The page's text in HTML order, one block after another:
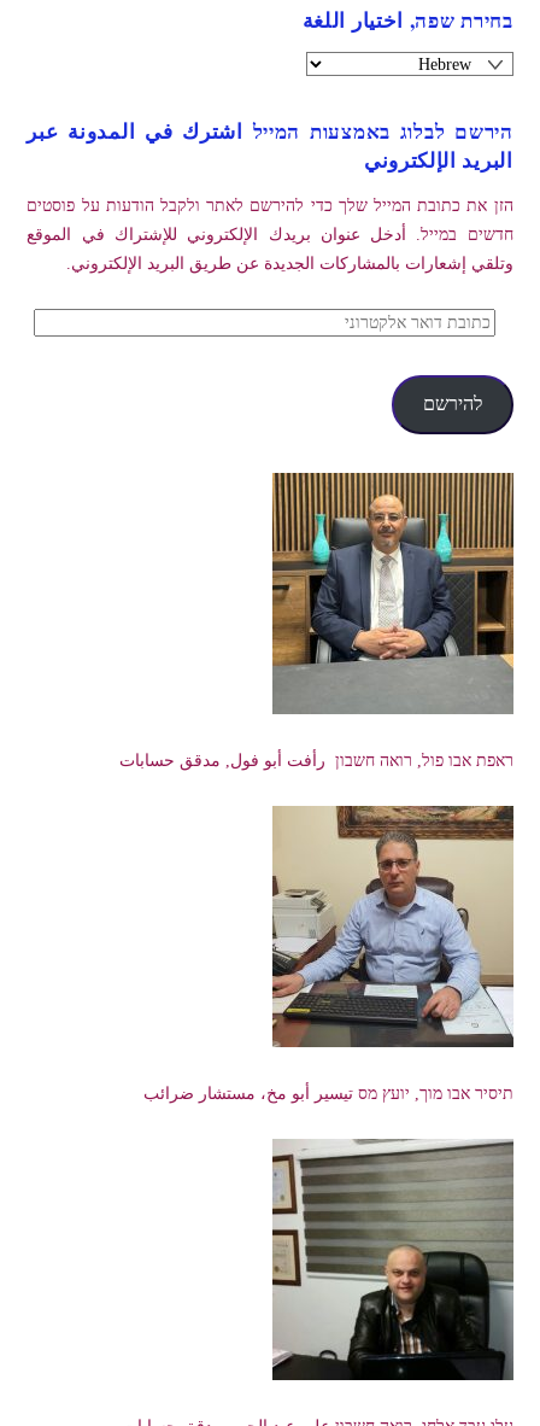
בחירת שפה, اختيار اللغة
הירשם לבלוג באמצעות המייל اشترك في المدونة عبر
البريد الإلكتروني
הזן את כתובת המייל שלך כדי להירשם לאתר ולקבל הודעות על פוסטים
חדשים במייל. أدخل عنوان بريدك الإلكتروني للإشتراك في الموقع
وتلقي إشعارات بالمشاركات الجديدة عن طريق البريد الإلكتروني.
כתובת
אלקטרוני
להירשם
ראפת אבו פול, רואה חשבון رأفت أبو فول, مدقق حسابات
תיסיר אבו מוך, יועץ מס تيسير أبو مخ، مستشار ضرائب